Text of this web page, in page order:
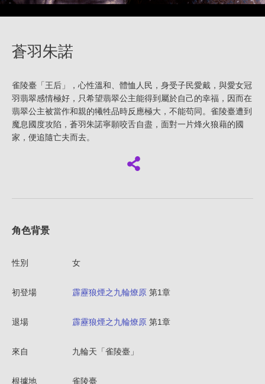
蒼羽朱諾
雀陵臺「王后」，心性溫和、體恤人民，身受子民愛戴，與愛女冠
羽翡翠感情極好，只希望翡翠公主能得到屬於自己的幸福，因而在
翡翠公主被當作和親的犧牲品時反應極大，不能苟同。雀陵臺遭到
魔息國度攻陷，蒼羽朱諾寧願咬舌自盡，面對一片烽火狼藉的國
家，便追隨亡夫而去。
角色背景
性別 女
初登場 霹靂狼煙之九輪燎原 第1章
退場 霹靂狼煙之九輪燎原 第1章
來自 九輪天「雀陵臺」
根據地 雀陵臺